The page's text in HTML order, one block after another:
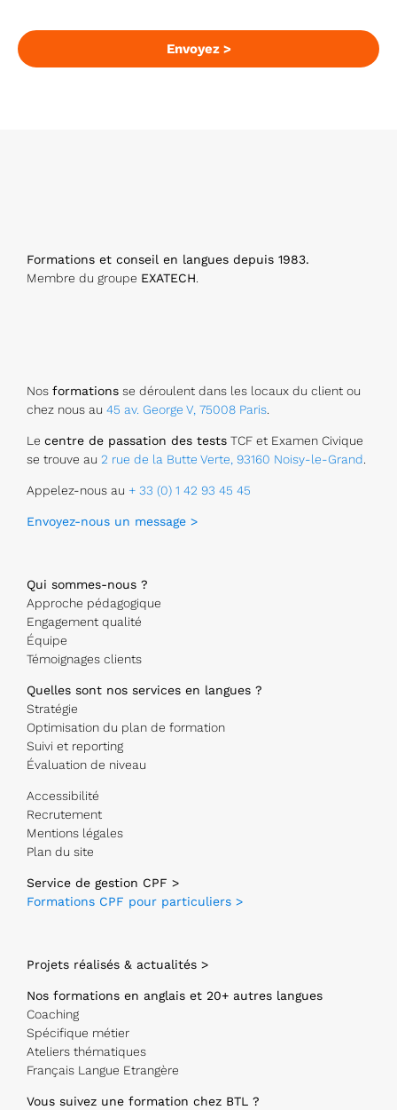
ai
l
Envoyez >
Formations et conseil en langues depuis 1983.
Membre du groupe EXATECH.
Nos formations se déroulent dans les locaux du client ou
chez nous au 45 av. George V, 75008 Paris.
Le centre de passation des tests TCF et Examen Civique
se trouve au 2 rue de la Butte Verte, 93160 Noisy-le-Grand.
Appelez-nous au + 33 (0) 1 42 93 45 45
Envoyez-nous un message >
Qui sommes-nous ?
Approche pédagogique
Engagement qualité
Équipe
Témoignages clients
Quelles sont nos services en langues ?
Stratégie
Optimisation du plan de formation
Suivi et reporting
Évaluation de niveau
Accessibilité
Recrutement
Mentions légales
Plan du site
Service de gestion CPF >
Formations CPF pour particuliers >
Projets réalisés & actualités >
Nos formations en anglais et 20+ autres langues
Coaching
Spécifique métier
Ateliers thématiques
Français Langue Etrangère
Vous suivez une formation chez BTL ?